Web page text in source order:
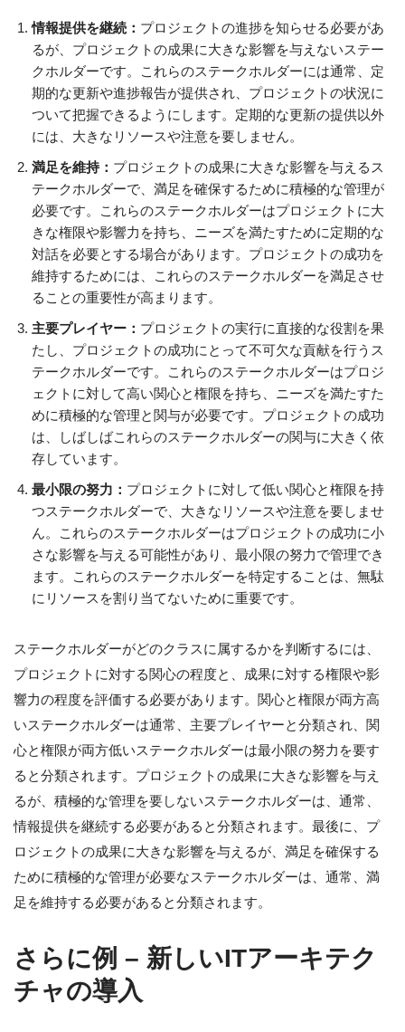
情報提供を継続： プロジェクトの進捗を知らせる必要があ
るが、プロジェクトの成果に大きな影響を与えないステー
クホルダーです。これらのステークホルダーには通常、定
期的な更新や進捗報告が提供され、プロジェクトの状況に
ついて把握できるようにします。定期的な更新の提供以外
には、大きなリソースや注意を要しません。
満足を維持： プロジェクトの成果に大きな影響を与えるス
テークホルダーで、満足を確保するために積極的な管理が
必要です。これらのステークホルダーはプロジェクトに大
きな権限や影響力を持ち、ニーズを満たすために定期的な
対話を必要とする場合があります。プロジェクトの成功を
維持するためには、これらのステークホルダーを満足させ
ることの重要性が高まります。
主要プレイヤー： プロジェクトの実行に直接的な役割を果
たし、プロジェクトの成功にとって不可欠な貢献を行うス
テークホルダーです。これらのステークホルダーはプロジ
ェクトに対して高い関心と権限を持ち、ニーズを満たすた
めに積極的な管理と関与が必要です。プロジェクトの成功
は、しばしばこれらのステークホルダーの関与に大きく依
存しています。
最小限の努力： プロジェクトに対して低い関心と権限を持
つステークホルダーで、大きなリソースや注意を要しませ
ん。これらのステークホルダーはプロジェクトの成功に小
さな影響を与える可能性があり、最小限の努力で管理でき
ます。これらのステークホルダーを特定することは、無駄
にリソースを割り当てないために重要です。
ステークホルダーがどのクラスに属するかを判断するには、
プロジェクトに対する関心の程度と、成果に対する権限や影
響力の程度を評価する必要があります。関心と権限が両方高
いステークホルダーは通常、主要プレイヤーと分類され、関
心と権限が両方低いステークホルダーは最小限の努力を要す
ると分類されます。プロジェクトの成果に大きな影響を与え
るが、積極的な管理を要しないステークホルダーは、通常、
情報提供を継続する必要があると分類されます。最後に、プ
ロジェクトの成果に大きな影響を与えるが、満足を確保する
ために積極的な管理が必要なステークホルダーは、通常、満
足を維持する必要があると分類されます。
さらに例 – 新しいITアーキテク
チャの導入